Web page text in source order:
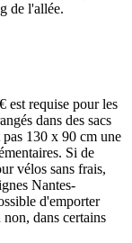
de l'allée.
est requise pour les
dans des sacs
pas 130 x 90 cm une
Si de
vélos sans frais,
Nantes-
d'emporter
dans certains